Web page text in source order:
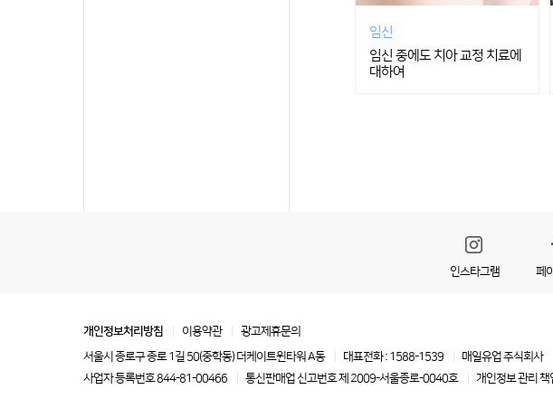
임신
임신 중에도 치아 교정 치료에
대하여
인스타그램 페
개인정보처리방침 이용약관
광고제휴문의
서울시 종로구 종로 1길 50(중학동) 더케이트윈타워 A동
대표전화 : 1588-1539 매일유업 주식회사
사업자 등록번호 844-81-00466
통신판매업 신고번호 제 2009-서울종로-0040호 개인정보 관리 책